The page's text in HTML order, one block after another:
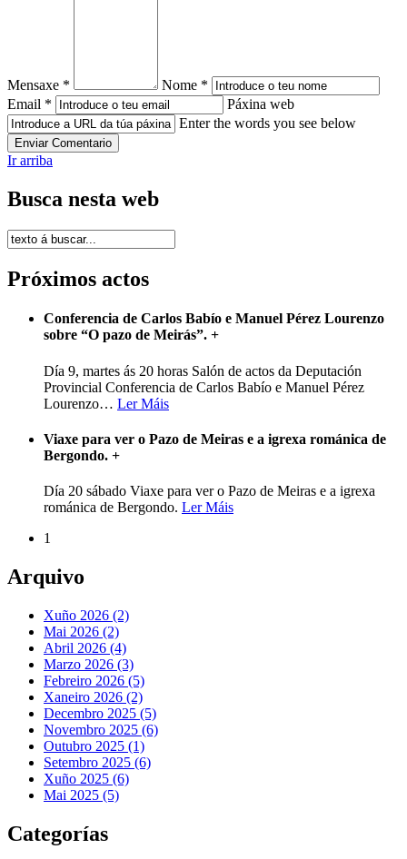
Mensaxe *
Nome *
Email *
Páxina web
Enter the words you see below
Ir arriba
Busca nesta web
Próximos actos
Conferencia de Carlos Babío e Manuel Pérez Lourenzo
sobre “O pazo de Meirás”. +
Día 9, martes ás 20 horas Salón de actos da Deputación
Provincial Conferencia de Carlos Babío e Manuel Pérez
Lourenzo… Ler Máis
Viaxe para ver o Pazo de Meiras e a igrexa románica de
Bergondo. +
Día 20 sábado Viaxe para ver o Pazo de Meiras e a igrexa
románica de Bergondo. Ler Máis
1
Arquivo
Xuño 2026 (2)
Mai 2026 (2)
Abril 2026 (4)
Marzo 2026 (3)
Febreiro 2026 (5)
Xaneiro 2026 (2)
Decembro 2025 (5)
Novembro 2025 (6)
Outubro 2025 (1)
Setembro 2025 (6)
Xuño 2025 (6)
Mai 2025 (5)
Categorías